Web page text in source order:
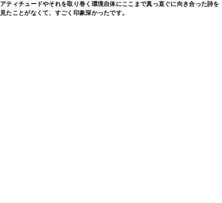
アティチュードやそれを取り巻く環境自体にここまで真っ直ぐに向き合った詩を
見たことがなくて、すごく印象深かったです。